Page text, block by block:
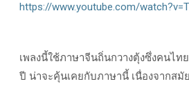
https://www.youtube.com/
เพลงนี้ใช้ภาษาจีนถิ่นกวางตุ้งซึ่งคนไท
ปี น่าจะคุ้นเคยกับภาษานี้ เนื่องจากสมั